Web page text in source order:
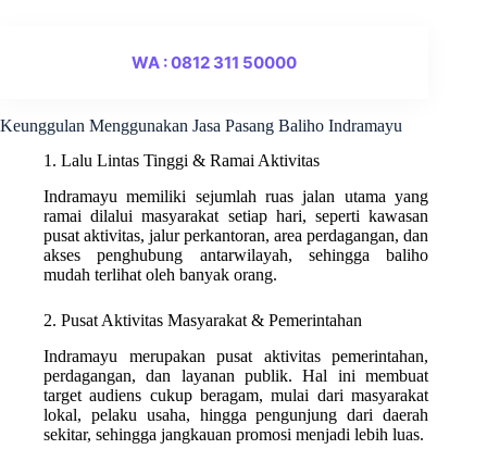
WA : 0812 311 50000
Keunggulan Menggunakan Jasa Pasang Baliho Indramayu
1. Lalu Lintas Tinggi & Ramai Aktivitas
Indramayu memiliki sejumlah ruas jalan utama yang
ramai dilalui masyarakat setiap hari, seperti kawasan
pusat aktivitas, jalur perkantoran, area perdagangan, dan
akses penghubung antarwilayah, sehingga baliho
mudah terlihat oleh banyak orang.
2. Pusat Aktivitas Masyarakat & Pemerintahan
Indramayu merupakan pusat aktivitas pemerintahan,
perdagangan, dan layanan publik. Hal ini membuat
target audiens cukup beragam, mulai dari masyarakat
lokal, pelaku usaha, hingga pengunjung dari daerah
sekitar, sehingga jangkauan promosi menjadi lebih luas.